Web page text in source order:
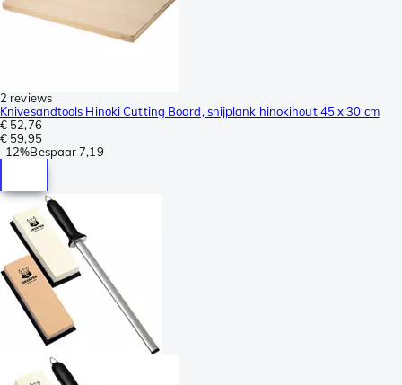
2 reviews
Knivesandtools Hinoki Cutting Board, snijplank hinokihout 45 x 30 cm
€ 52,76
€ 59,95
-12%Bespaar 7,19